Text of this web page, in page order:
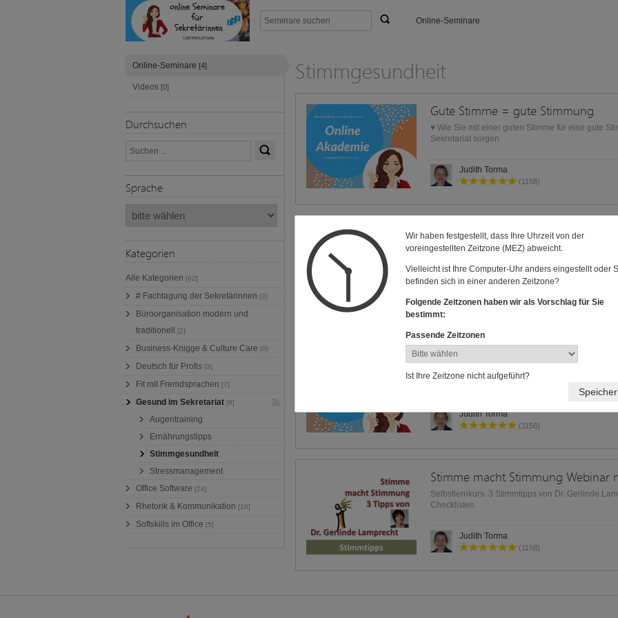
Online-Seminare
Online-Seminare [4]
Videos [0]
Durchsuchen
Sprache
Kategorien
Alle Kategorien [62]
# Fachtagung der Sekretärinnen [3]
Büroorganisation modern und
traditionell
[2]
Business-Knigge & Culture Care [0]
Deutsch für Profis [3]
Fit mit Fremdsprachen [7]
Gesund im Sekretariat [8]
Augentraining
Ernährungstipps
Stimmgesundheit
Stressmanagement
Office Software [24]
Rhetorik & Kommunikation [10]
Softskills im Office [5]
Stimmgesundheit
Gute Stimme = gute Stimmung
♥ Wie Sie mit einer guten Stimme für eine gute
Sekretariat sorgen
Judith Torma
(1158)
Kompetenz im Sekretariat hörbar
Zeigt Ihre Stimme immer ihre wahre Kompetenz?
In diesem Webinar spricht Dr. Gerlinde
Ihre Kompetenz im Sekretariat hörbar machen.
(1158)
Stimmpflege und Stimmgesundheit
Dr. Gerlinde Lamprecht spricht über Stimmpflege
Judith Torma
(1158)
Selbstlernkurs. 3 Stimmtipps von Dr. Gerlinde
Checklisten.
Judith Torma
(1158)
Wir haben festgestellt, dass Ihre Uhrzeit von der
voreingestellten Zeitzone (MEZ) abweicht.
Vielleicht ist Ihre Computer-Uhr anders eingestellt oder
befinden sich in einer anderen Zeitzone?
Folgende Zeitzonen haben wir als Vorschlag für Sie
bestimmt:
Passende Zeitzonen
Ist Ihre Zeitzone nicht aufgeführt?